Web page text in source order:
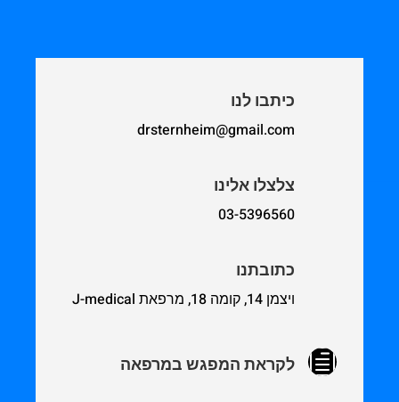
כיתבו לנו
drsternheim@gmail.com
צלצלו אלינו
03-5396560
כתובתנו
ויצמן 14, קומה 18, מרפאת J-medical
h לקראת המפגש במרפאה